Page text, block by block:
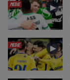
MEDIE ►
MEDIE ►